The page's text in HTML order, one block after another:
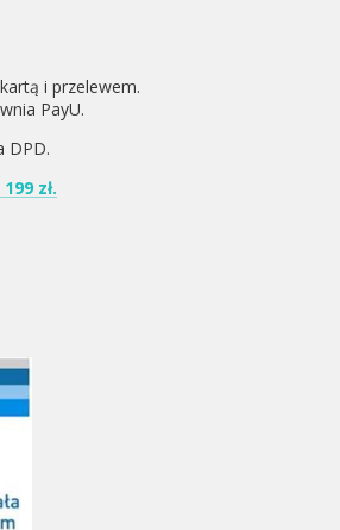
i przelewem.
PayU.
DPD.
zł.